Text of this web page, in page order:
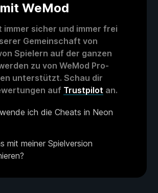
WeMod
immer sicher und immer frei
Gemeinschaft von
Spielern auf der ganzen
zu von WeMod Pro-
unterstützt. Schau dir
auf Trustpilot an.
ich die Cheats in Neon
mit meiner Spielversion